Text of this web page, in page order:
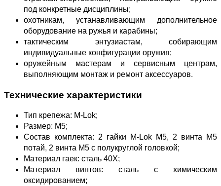
под конкретные дисциплины;
охотникам, устанавливающим дополнительное
оборудование на ружья и карабины;
тактическим энтузиастам, собирающим
индивидуальные конфигурации оружия;
оружейным мастерам и сервисным центрам,
выполняющим монтаж и ремонт аксессуаров.
Технические характеристики
Тип крепежа: M‑Lok;
Размер: М5;
Состав комплекта: 2 гайки M‑Lok М5, 2 винта М5
потай, 2 винта М5 с полукруглой головкой;
Материал гаек: сталь 40Х;
Материал винтов: сталь с химическим
оксидированием;